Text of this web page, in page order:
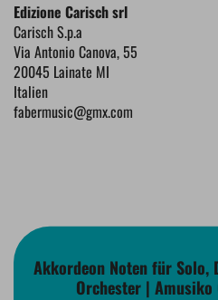
Edizione Carisch srl
Carisch S.p.a
Via Antonio Canova, 55
20045 Lainate MI
Italien
fabermusic@gmx.com
Akkordeon Noten für Solo,
Orchester | Amusiko